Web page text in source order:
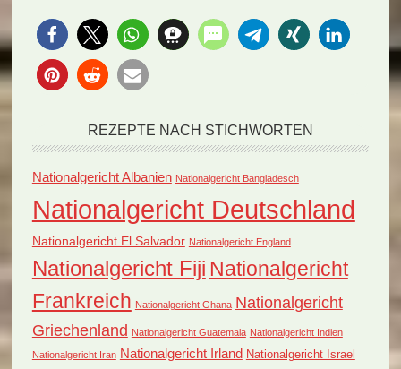
REZEPTE NACH STICHWORTEN
Nationalgericht Albanien Nationalgericht Bangladesch
Nationalgericht Deutschland
Nationalgericht El Salvador Nationalgericht England
Nationalgericht Fiji Nationalgericht
Frankreich Nationalgericht Ghana Nationalgericht
Griechenland Nationalgericht Guatemala Nationalgericht Indien
Nationalgericht Iran Nationalgericht Irland Nationalgericht Israel